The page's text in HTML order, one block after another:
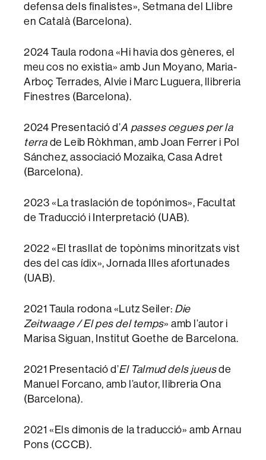
defensa dels finalistes», Setmana del Llibre
en Català (Barcelona).
2024 Taula rodona «Hi havia dos gèneres, el
meu cos no existia» amb Jun Moyano, Maria-
Arboç Terrades, Alvie i Marc Luguera, llibreria
Finestres (Barcelona).
2024 Presentació d’A passes cegues per la
terra de Leib Ròkhman, amb Joan Ferrer i Pol
Sánchez, associació Mozaika, Casa Adret
(Barcelona).
2023 «La traslación de topónimos», Facultat
de Traducció i Interpretació (UAB).
2022 «El trasllat de topònims minoritzats vist
des del cas ídix», Jornada Illes afortunades
(UAB).
2021 Taula rodona «Lutz Seiler: Die
Zeitwaage / El pes del temps» amb l’autor i
Marisa Siguan, Institut Goethe de Barcelona.
2021 Presentació d’El Talmud dels jueusde
Manuel Forcano, amb l’autor, llibreria Ona
(Barcelona).
2021 «Els dimonis de la traducció» amb Arnau
Pons (CCCB).